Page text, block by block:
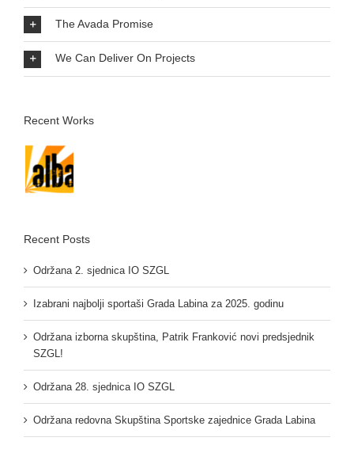
The Avada Promise
We Can Deliver On Projects
Recent Works
Recent Posts
Održana 2. sjednica IO SZGL
Izabrani najbolji sportaši Grada Labina za 2025. godinu
Održana izborna skupština, Patrik Franković novi predsjednik
SZGL!
Održana 28. sjednica IO SZGL
Održana redovna Skupština Sportske zajednice Grada Labina